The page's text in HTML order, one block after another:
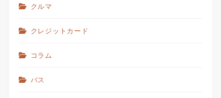
クルマ
クレジットカード
コラム
バス